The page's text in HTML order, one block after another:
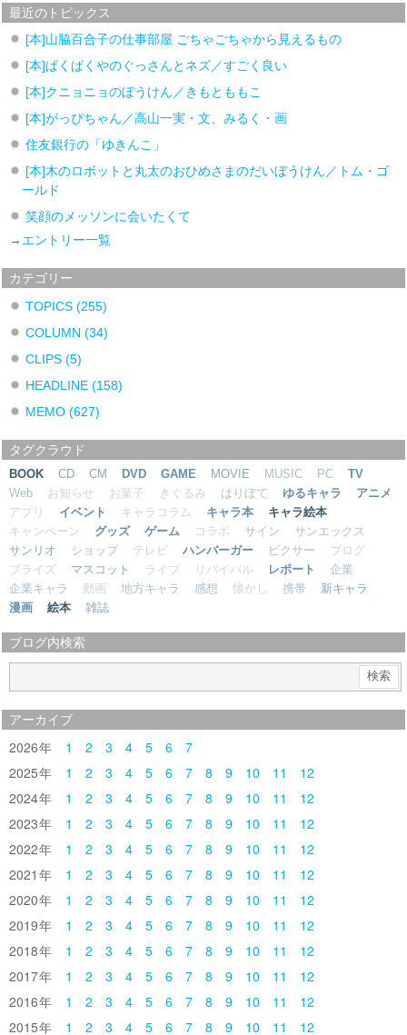
最近のトピックス
[本]山脇百合子の仕事部屋 ごちゃごちゃから見えるもの
[本]ぱくぱくやのぐっさんとネズ／すごく良い
[本]クニョニョのぼうけん／きもとももこ
[本]がっぴちゃん／高山一実・文、みるく・画
住友銀行の「ゆきんこ」
[本]木のロボットと丸太のおひめさまのだいぼうけん／トム・ゴ
ールド
笑顔のメッソンに会いたくて
→ エントリー一覧
カテゴリー
TOPICS (255)
COLUMN (34)
CLIPS (5)
HEADLINE (158)
MEMO (627)
タグクラウド
BOOK CD CM DVD GAME MOVIE MUSIC PC
TV
Web
お知らせ お菓子 きぐるみ はりぼて ゆるキャラ
アニメ
アプリ
イベント キャラコラム キャラ本
キャラ絵本
キャンペーン
グッズ ゲーム コラボ サイン
サンエックス
サンリオ
ショップ テレビ ハンバーガー ピクサー
ブログ
プライズ
マスコット ライブ リバイバル レポート
企業
企業キャラ
動画 地方キャラ 感想 懐かし 携帯
新キャラ
漫画
絵本 雑誌
ブログ内検索
アーカイブ
2026 1 2 3 4 5 6
7
2025
1 2 3 4 5 6 7 8 9 10 11
12
2024
1 2 3 4 5 6 7 8 9 10 11
12
2023
1 2 3 4 5 6 7 8 9 10 11
12
2022
1 2 3 4 5 6 7 8 9 10 11
12
2021
1 2 3 4 5 6 7 8 9 10 11
12
2020
1 2 3 4 5 6 7 8 9 10 11
12
2019
1 2 3 4 5 6 7 8 9 10 11
12
2018
1 2 3 4 5 6 7 8 9 10 11
12
2017
1 2 3 4 5 6 7 8 9 10 11
12
2016
1 2 3 4 5 6 7 8 9 10 11
12
2015
1 2 3 4 5 6 7 8 9 10 11
12